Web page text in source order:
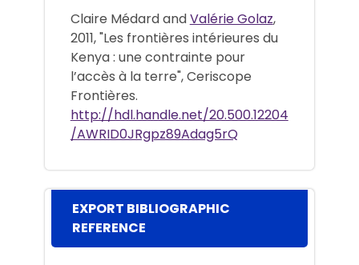
Claire Médard andValérie Golaz,
2011, "Les frontières intérieures du
Kenya : une contrainte pour
l’accès à la terre", Ceriscope
Frontières.
http://hdl.handle.net/20.500.12204
/AWRID0JRgpz89Adag5rQ
EXPORT BIBLIOGRAPHIC
REFERENCE